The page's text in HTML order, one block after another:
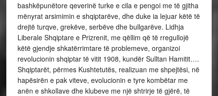
bashkëpunëtore qeverinë turke e cila e pengoi me të gjitha
mënyrat arsimimin e shqiptarëve, dhe duke ia lejuar këtë të
drejtë turqve, grekëve, serbëve dhe bullgarëve. Lidhja
Liberale Shqiptare e Prizrenit, me qëllim që të rregullojë
këtë gjendje shkatërrimtare të problemeve, organizoi
revolucionin shqiptar të vitit 1908, kundër Sulltan Hamitit….
Shqiptarët, përmes Kushtetutës, realizuan me shpejtësi, në
hapësirën e pak viteve, evolucionin e tyre kombëtar me
anën e shkollave dhe klubeve me një shtrirje të gjërë, të